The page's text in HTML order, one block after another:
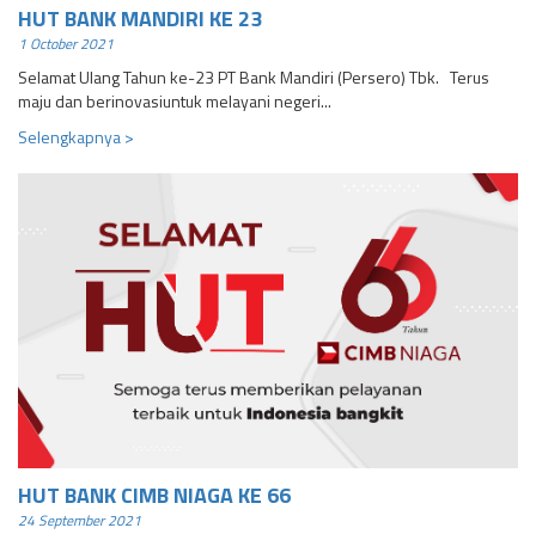
HUT BANK MANDIRI KE 23
1 October 2021
Selamat Ulang Tahun ke-23 PT Bank Mandiri (Persero) Tbk. Terus
maju dan berinovasiuntuk melayani negeri...
Selengkapnya >
HUT BANK CIMB NIAGA KE 66
24 September 2021